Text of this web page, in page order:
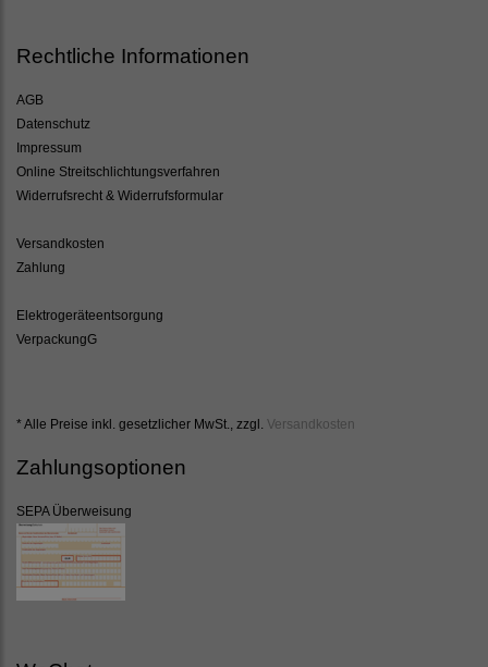
Rechtliche Informationen
AGB
Datenschutz
Impressum
Online Streitschlichtungsverfahren
Widerrufsrecht & Widerrufsformular
Versandkosten
Zahlung
Elektrogeräteentsorgung
VerpackungG
* Alle Preise inkl. gesetzlicher MwSt., zzgl. Versandkosten
Zahlungsoptionen
SEPA Überweisung